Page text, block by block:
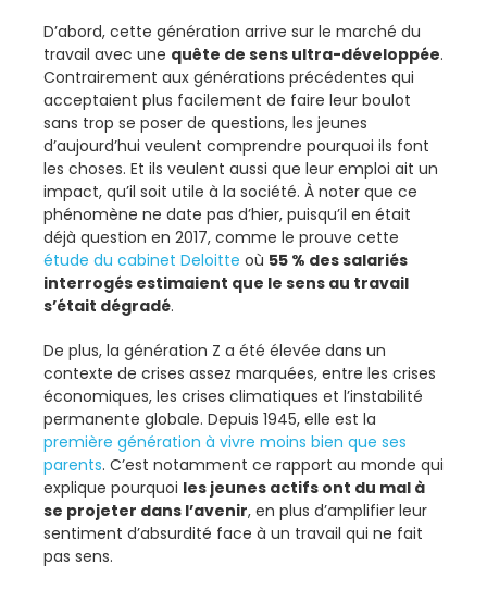
D’abord, cette génération arrive sur le marché du
travail avec une quête de sens ultra-développée.
Contrairement aux générations précédentes qui
acceptaient plus facilement de faire leur boulot
sans trop se poser de questions, les jeunes
d’aujourd’hui veulent comprendre pourquoi ils font
les choses. Et ils veulent aussi que leur emploi ait un
impact, qu’il soit utile à la société. À noter que ce
phénomène ne date pas d’hier, puisqu’il en était
déjà question en 2017, comme le prouve cette
étude du cabinet Deloitte où 55 % des salariés
interrogés estimaient que le sens au travail
s’était dégradé.
De plus, la génération Z a été élevée dans un
contexte de crises assez marquées, entre les crises
économiques, les crises climatiques et l’instabilité
permanente globale. Depuis 1945, elle est la
première génération à vivre moins bien que ses
parents. C’est notamment ce rapport au monde qui
explique pourquoi les jeunes actifs ont du mal à
se projeter dans l’avenir, en plus d’amplifier leur
sentiment d’absurdité face à un travail qui ne fait
pas sens.